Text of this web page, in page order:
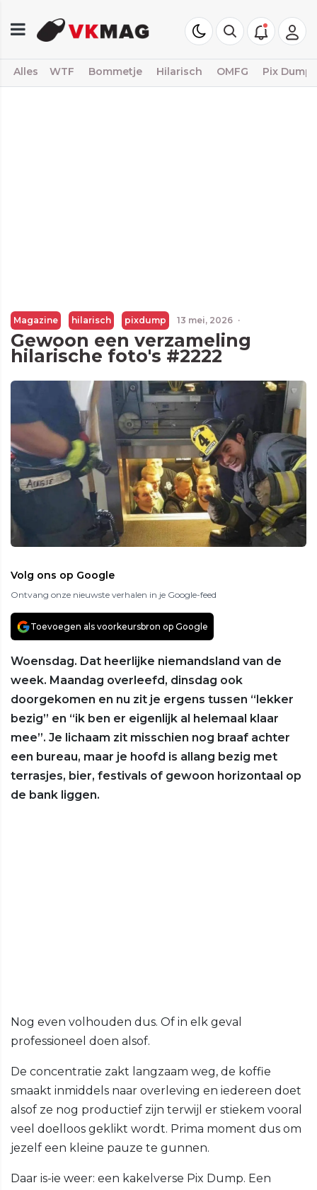
Alles WTF Bommetje Hilarisch OMFG Pix Dump
Magazine hilarisch pixdump 13 mei, 2026 ·
Gewoon een verzameling
hilarische foto's #2222
Volg ons op Google
Ontvang onze nieuwste verhalen in je Google-feed
Toevoegen als voorkeursbron op Google
Woensdag. Dat heerlijke niemandsland van de
week. Maandag overleefd, dinsdag ook
doorgekomen en nu zit je ergens tussen “lekker
bezig” en “ik ben er eigenlijk al helemaal klaar
mee”. Je lichaam zit misschien nog braaf achter
een bureau, maar je hoofd is allang bezig met
terrasjes, bier, festivals of gewoon horizontaal op
de bank liggen.
Nog even volhouden dus. Of in elk geval
professioneel doen alsof.
De concentratie zakt langzaam weg, de koffie
smaakt inmiddels naar overleving en iedereen doet
alsof ze nog productief zijn terwijl er stiekem vooral
veel doelloos geklikt wordt. Prima moment dus om
jezelf een kleine pauze te gunnen.
Daar is-ie weer: een kakelverse Pix Dump. Een